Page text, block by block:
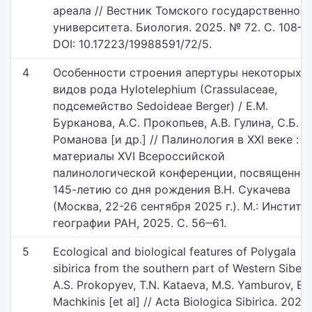
ареала // Вестник Томского государственного
университета. Биология. 2025. № 72. С.
DOI: 10.17223/19988591/72/5.
4
Особенности строения апертуры некоторых
видов рода Hylotelephium (Crassulaceae,
подсемейство Sedoideae Berger) / Е.М.
Бурканова, А.С. Прокопьев, А.В. Гулина, С.Б.
Романова [и др.] // Палинология в XXI веке :
материалы ХVI Всероссийской
палинологической конференции,
145-летию со дня рождения В.Н. Сукачева
(Москва, 22-26 сентября 2025 г.). М.:
географии РАН, 2025. С. 56‒61.
5
Ecological and biological features of Polygala
sibirica from the southern part of Western
A.S. Prokopyev, T.N. Kataeva, M.S. Yamburov,
Machkinis [et al] // Acta Biologica Sibirica. 2025.